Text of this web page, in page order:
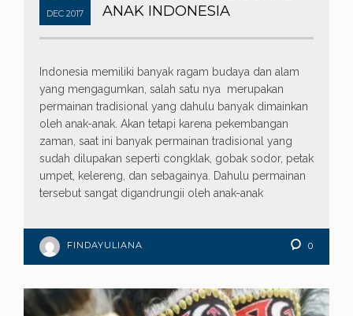
DEC 2017
ANAK INDONESIA
Indonesia memiliki banyak ragam budaya dan alam
yang mengagumkan, salah satu nya merupakan
permainan tradisional yang dahulu banyak dimainkan
oleh anak-anak. Akan tetapi karena pekembangan
zaman, saat ini banyak permainan tradisional yang
sudah dilupakan seperti congklak, gobak sodor, petak
umpet, kelereng, dan sebagainya. Dahulu permainan
tersebut sangat digandrungii oleh anak-anak
FINDAYULIANA 0